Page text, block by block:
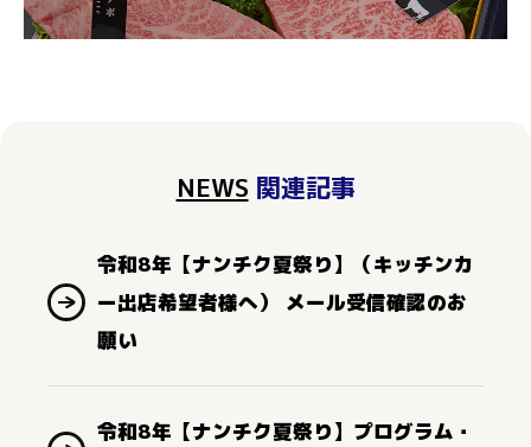
NEWS 関連記事
令和8年【ナンチク夏祭り】（キッチンカ
ー出店希望者様へ） メール受信確認のお
願い
令和8年【ナンチク夏祭り】プログラム・